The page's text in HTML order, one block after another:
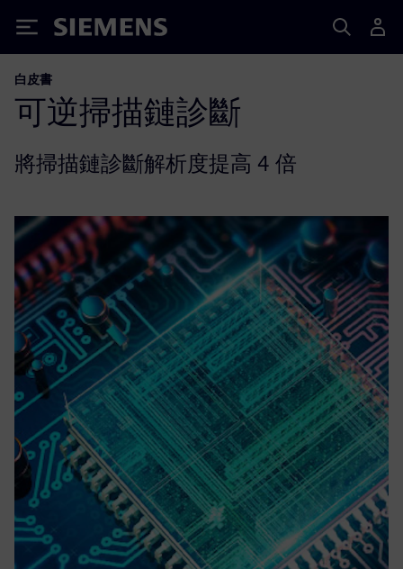
Siemens
白皮書
可逆掃描鏈診斷
將掃描鏈診斷解析度提高 4 倍